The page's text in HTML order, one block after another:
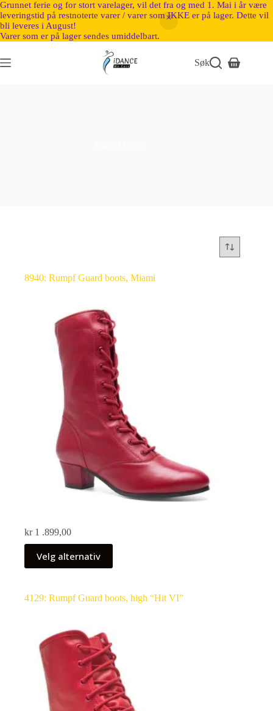
Grunnet ferie og for stort varelager, vil det fra og med 1. Mai i år være
leveringstid på restnoterte varer / varer som IKKE er på lager. Dette vil
bli leveres i August!
Varer som er på lager sendes umiddelbart.
Søk
8940: Rumpf Guard boots, Miami
kr1 .899,00
Velg alternativ
4129: Rumpf Guard boots, high “Hit VI”